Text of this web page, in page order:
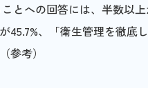
とへの回答には、半数以
45.7%、「衛生管理を徹底
参考）